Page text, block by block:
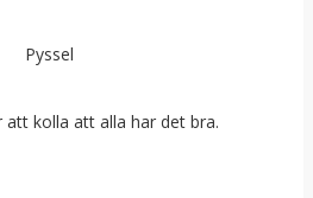
Pyssel
kolla att alla har det bra.